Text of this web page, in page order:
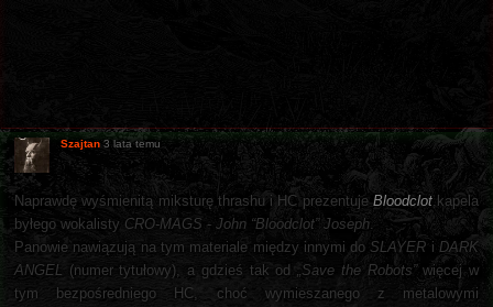
Szajtan 3 lata temu
Naprawdę wyśmienitą miksturę thrashu i HC prezentuje Bloodclot,kapela
byłego wokalisty CRO-MAGS - John “Bloodclot” Joseph.
Panowie nawiązują na tym materiale między innymi do SLAYER iDARK
ANGEL (numer tytułowy), a gdzieś tak od„Save the Robots”więcej w
tym bezpośredniego HC, choć wymieszanego z metalowymi